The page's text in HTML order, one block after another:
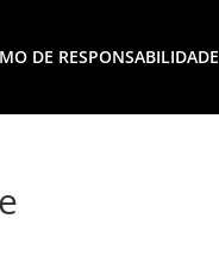
DE RESPONSABILIDADE